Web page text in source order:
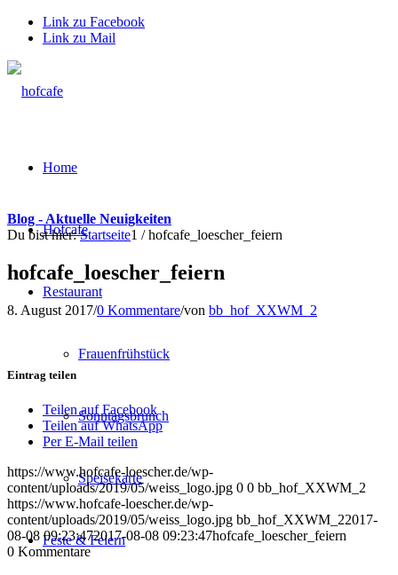
Link zu Facebook
Link zu Mail
Home
Hofcafe
Restaurant
Frauenfrühstück
Sonntagsbrunch
Speisekarte
Feste & Feiern
Blog - Aktuelle Neuigkeiten
Du bist hier: Startseite1 / hofcafe_loescher_feiern
hofcafe_loescher_feiern
8. August 2017/0 Kommentare/von bb_hof_XXWM_2
Eintrag teilen
Teilen auf Facebook
Teilen auf WhatsApp
Per E-Mail teilen
https://www.hofcafe-loescher.de/wp-
content/uploads/2019/05/weiss_logo.jpg 0 0 bb_hof_XXWM_2
https://www.hofcafe-loescher.de/wp-
content/uploads/2019/05/weiss_logo.jpg bb_hof_XXWM_22017-
08-08 09:23:472017-08-08 09:23:47hofcafe_loescher_feiern
0 Kommentare